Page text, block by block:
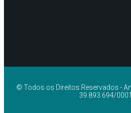
© Todos os Direitos Reservados -
39.893.694/